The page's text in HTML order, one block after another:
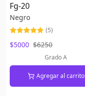
Fg-20
Negro
(5)
$5000 $6250
Grado A
Agregar al carrito